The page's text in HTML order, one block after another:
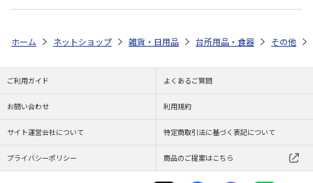
ホーム ネットショップ 雑貨・日用品 台所用品・食器 その他
ご利用ガイド よくあるご質問
お問い合わせ 利用規約
サイト運営会社について 特定商取引法に基づく表記について
プライバシーポリシー 商品のご提案はこちら